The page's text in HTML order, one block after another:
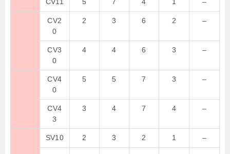
CV2
0
2 3 6 2 –
CV3
0
4 4 6 3 –
CV4
0
5 5 7 3 –
CV4
3
3 4 7 4 –
SV10 2 3 2 1 –